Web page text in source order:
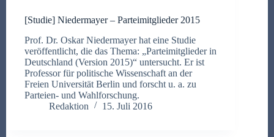
[Studie] Niedermayer – Parteimitglieder 2015
Prof. Dr. Oskar Niedermayer hat eine Studie
veröffentlicht, die das Thema: „Parteimitglieder in
Deutschland (Version 2015)“ untersucht. Er ist
Professor für politische Wissenschaft an der
Freien Universität Berlin und forscht u. a. zu
Parteien- und Wahlforschung.
Redaktion
15. Juli 2016